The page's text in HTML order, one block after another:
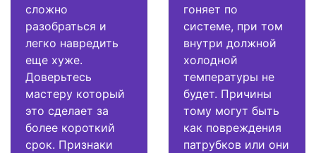
сложно
разобраться и
легко навредить
еще хуже.
Доверьтесь
мастеру который
это сделает за
более короткий
срок. Признаки
гоняет по
системе, при том
внутри должной
холодной
температуры не
будет. Причины
тому могут быть
как повреждения
патрубков или они